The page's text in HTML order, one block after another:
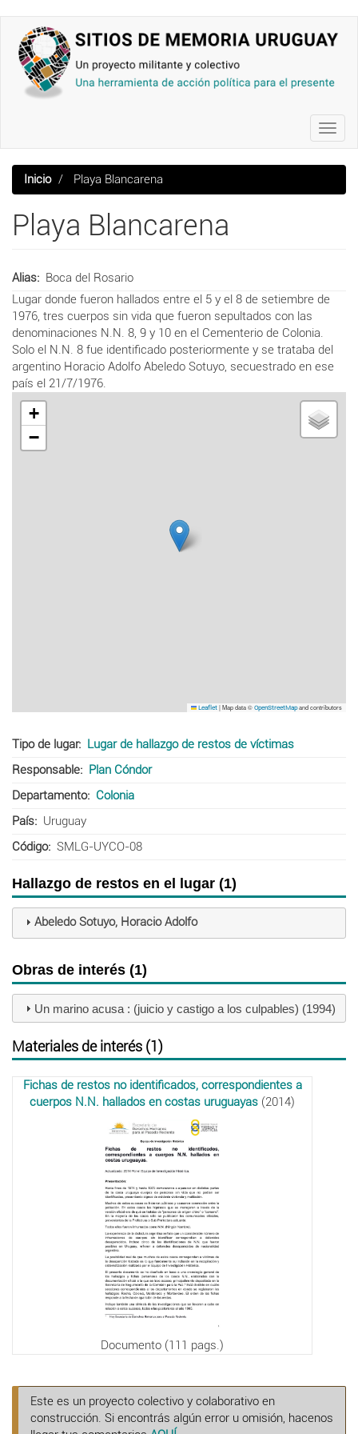
contenido
principal
Inicio Playa Blancarena
Playa Blancarena
Alias
Boca del Rosario
Lugar donde fueron hallados entre el 5 y el 8 de setiembre de
1976, tres cuerpos sin vida que fueron sepultados con las
denominaciones N.N. 8, 9 y 10 en el Cementerio de Colonia.
Solo el N.N. 8 fue identificado posteriormente y se trataba del
argentino Horacio Adolfo Abeledo Sotuyo, secuestrado en ese
país el 21/7/1976.
+
−
Leaflet |Map data © OpenStreetMapand contributors
Tipo de lugar
Lugar de hallazgo de restos de víctimas
Responsable
Plan Cóndor
Departamento
Colonia
País
Uruguay
Código
SMLG-UYCO-08
Hallazgo de restos en el lugar (1)
Abeledo Sotuyo, Horacio Adolfo
Obras de interés (1)
Un marino acusa : (juicio y castigo a los culpables) (1994)
Materiales de interés (1)
Fichas de restos no identificados, correspondientes a
cuerpos N.N. hallados en costas uruguayas (2014)
Documento (111 pags.)
Este es un proyecto colectivo y colaborativo en
construcción. Si encontrás algún error u omisión, hacenos